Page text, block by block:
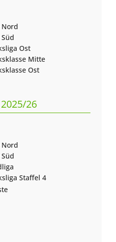
Ost
Mitte
Ost
26
Staffel 4